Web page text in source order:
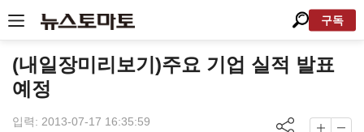
구독
(내일장미리보기)주요 기업 실적 발표
예정
입력: 2013-07-17 16:35:59